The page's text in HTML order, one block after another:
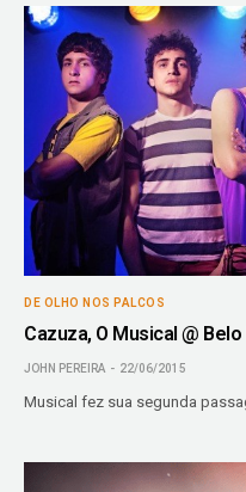
DE OLHO NOS PALCOS
Cazuza, O Musical @
JOHN PEREIRA 22/06/2015
Musical fez sua segunda